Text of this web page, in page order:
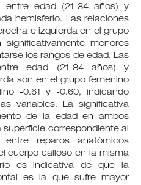
entre edad (21-84 años) y
hemisferio. Las relaciones
e izquierda en el grupo
menores
los rangos de edad. Las
edad (21-84 años) y
son en el grupo femenino
-0.61 y -0.60, indicando
variables. La significativa
de la edad en ambos
correspondiente al
entre reparos anatómicos
cuerpo calloso en la misma
es indicativa de que la
es la que sufre mayor